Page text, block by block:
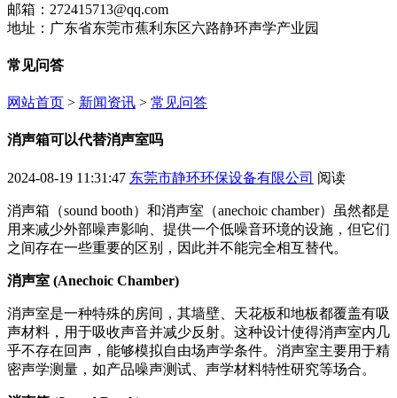
邮箱：272415713@qq.com
地址：广东省东莞市蕉利东区六路静环声学产业园
常见问答
网站首页 > 新闻资讯 > 常见问答
消声箱可以代替消声室吗
2024-08-19 11:31:47 东莞市静环环保设备有限公司 阅读
消声箱（sound booth）和消声室（anechoic chamber）虽然都是
用来减少外部噪声影响、提供一个低噪音环境的设施，但它们
之间存在一些重要的区别，因此并不能完全相互替代。
消声室 (Anechoic Chamber)
消声室是一种特殊的房间，其墙壁、天花板和地板都覆盖有吸
声材料，用于吸收声音并减少反射。这种设计使得消声室内几
乎不存在回声，能够模拟自由场声学条件。消声室主要用于精
密声学测量，如产品噪声测试、声学材料特性研究等场合。